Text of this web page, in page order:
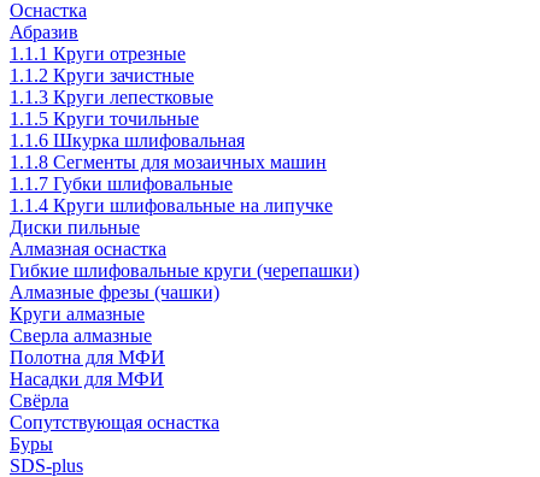
Оснастка
Абразив
1.1.1 Круги отрезные
1.1.2 Круги зачистные
1.1.3 Круги лепестковые
1.1.5 Круги точильные
1.1.6 Шкурка шлифовальная
1.1.8 Сегменты для мозаичных машин
1.1.7 Губки шлифовальные
1.1.4 Круги шлифовальные на липучке
Диски пильные
Алмазная оснастка
Гибкие шлифовальные круги (черепашки)
Алмазные фрезы (чашки)
Круги алмазные
Сверла алмазные
Полотна для МФИ
Насадки для МФИ
Свёрла
Сопутствующая оснастка
Буры
SDS-plus